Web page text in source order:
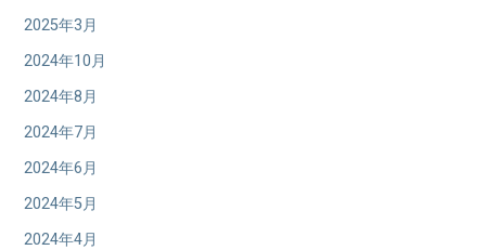
2025年3月
2024年10月
2024年8月
2024年7月
2024年6月
2024年5月
2024年4月